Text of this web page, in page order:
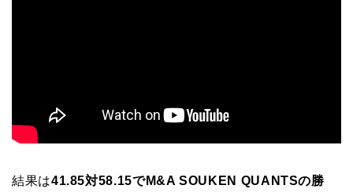
結果は41.85対58.15でM&A SOUKEN QUANTSの勝